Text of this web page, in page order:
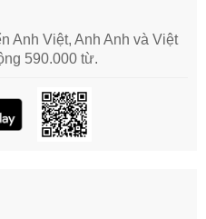
Anh Việt, Anh Anh và Việt
590.000 từ.